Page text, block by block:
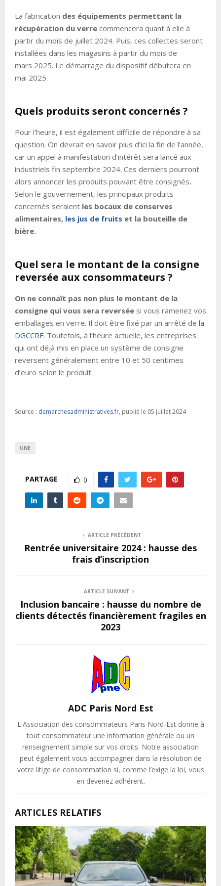
La fabrication des équipements permettant la
récupération du verre commencera quant à elle à
partir du mois de juillet 2024. Puis, ces collectes seront
installées dans les magasins à partir du mois de
mars 2025. Le démarrage du dispositif débutera en
mai 2025.
Quels produits seront concernés ?
Pour l’heure, il est également difficile de répondre à sa
question. On devrait en savoir plus d’ici la fin de l’année,
car un appel à manifestation d’intérêt sera lancé aux
industriels fin septembre 2024. Ces derniers pourront
alors annoncer les produits pouvant être consignés.
Selon le gouvernement, les principaux produits
concernés seraient les bocaux de conserves
alimentaires, les jus de fruits et la bouteille de
bière.
Quel sera le montant de la consigne
reversée aux consommateurs ?
On ne connaît pas non plus le montant de la
consigne qui vous sera reversée si vous ramenez vos
emballages en verre. Il doit être fixé par un arrêté de la
DGCCRF. Toutefois, à l’heure actuelle, les entreprises
qui ont déjà mis en place un système de consigne
reversent généralement entre 10 et 50 centimes
d’euro selon le produit.
Source : demarchesadministratives.fr, publié le 05 juillet 2024
UNE
PARTAGE 0
ARTICLE PRÉCÉDENT
Rentrée universitaire 2024 : hausse des
frais d’inscription
ARTICLE SUIVANT
Inclusion bancaire : hausse du nombre de
clients détectés financièrement fragiles en
2023
ADC Paris Nord Est
L'Association des consommateurs Paris Nord-Est donne à
tout consommateur une information générale ou un
renseignement simple sur vos droits. Notre association
peut également vous accompagner dans la résolution de
votre litige de consommation si, comme l’exige la loi, vous
en devenez adhérent.
ARTICLES RELATIFS